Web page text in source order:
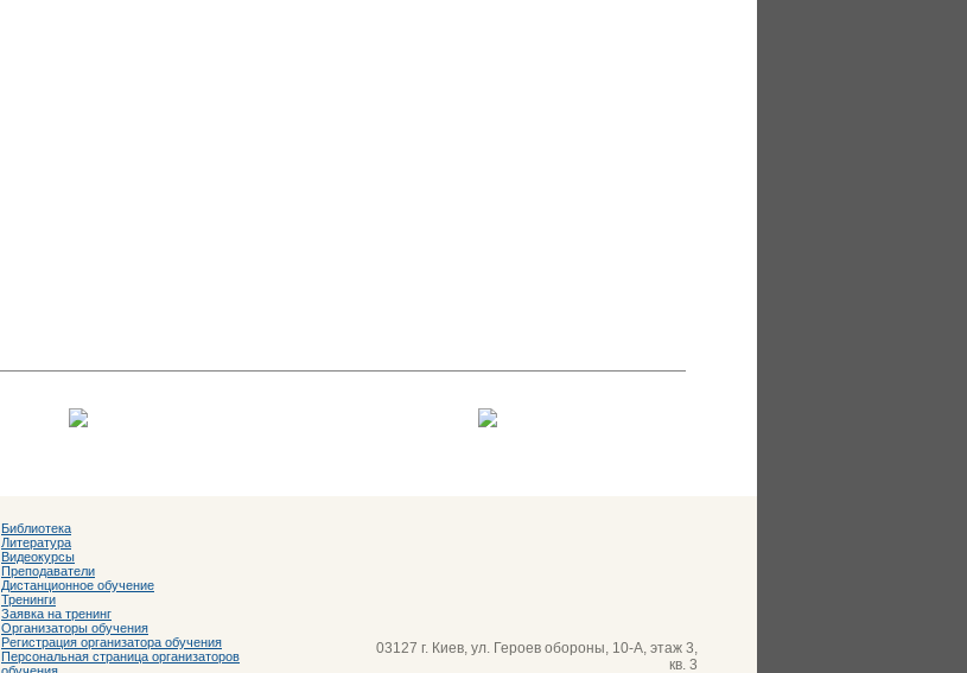
Библиотека
Литература
Видеокурсы
Преподаватели
Дистанционное обучение
Тренинги
Заявка на тренинг
Организаторы обучения
Регистрация организатора обучения
Персональная страница организаторов
03127 г. Киев, ул. Героев обороны, 10-А, этаж 3,
кв. 3